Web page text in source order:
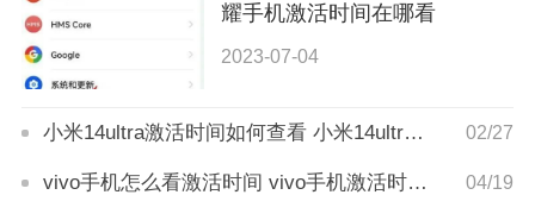
耀手机激活时间在哪看
2023-07-04
小米14ultra激活时间如何查看 小米14ultra激活时间查看方法 02/27
vivo手机怎么看激活时间 vivo手机激活时间在哪看 04/19